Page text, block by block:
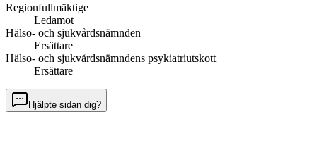
Regionfullmäktige
Ledamot
Hälso- och sjukvårdsnämnden
Ersättare
Hälso- och sjukvårdsnämndens psykiatriutskott
Ersättare
Hjälpte sidan dig?